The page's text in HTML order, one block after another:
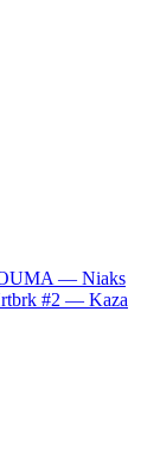
— Niaks
#2 — Kaza